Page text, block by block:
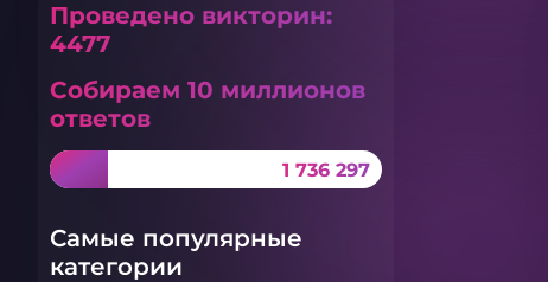
Проведено викторин:
4477
Собираем 10 миллионов
ответов
1 736 297
Самые популярные
категории